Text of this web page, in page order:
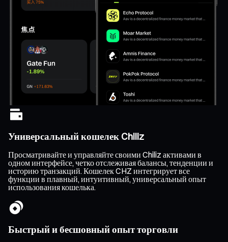
Универсальный кошелек Chiliz
Просматривайте и управляйте своими Chiliz активами в
одном интерфейсе, четко отслеживая балансы, тенденции и
историю транзакций. Кошелек CHZ интегрирует все
функции в плавный, интуитивный, универсальный опыт
использования кошелька.
Быстрый и бесшовный опыт торговли